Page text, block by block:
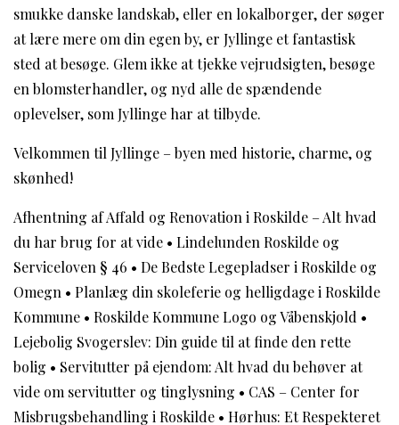
smukke danske landskab, eller en lokalborger, der søger
at lære mere om din egen by, er Jyllinge et fantastisk
sted at besøge. Glem ikke at tjekke vejrudsigten, besøge
en blomsterhandler, og nyd alle de spændende
oplevelser, som Jyllinge har at tilbyde.
Velkommen til Jyllinge – byen med historie, charme, og
skønhed!
Afhentning af Affald og Renovation i Roskilde – Alt hvad
du har brug for at vide • Lindelunden Roskilde og
Serviceloven § 46 • De Bedste Legepladser i Roskilde og
Omegn • Planlæg din skoleferie og helligdage i Roskilde
Kommune • Roskilde Kommune Logo og Våbenskjold •
Lejebolig Svogerslev: Din guide til at finde den rette
bolig • Servitutter på ejendom: Alt hvad du behøver at
vide om servitutter og tinglysning • CAS – Center for
Misbrugsbehandling i Roskilde • Hørhus: Et Respekteret